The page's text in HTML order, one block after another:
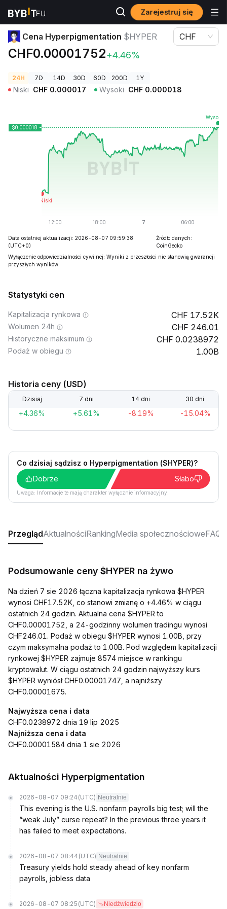
Zarejestruj się
Ceny kryptowalut Cena Hyperpigmentation $HYPER
Cena Hyperpigmentation $HYPER
CHF0.00001752+4.46%
CHF
24H 7D 14D 30D 60D 200D 1Y
Niski CHF 0.000017 Wysoki CHF 0.000018
Data ostatniej aktualizacji: 2026-08-07 09:59:38
(UTC+0)
Źródło danych:
CoinGecko
Wyłączenie odpowiedzialności cywilnej: Wyniki z przeszłości nie stanowią gwarancji
przyszłych wyników.
Statystyki cen
Kapitalizacja rynkowa 17.52K
Wolumen 24h 246.01
Historyczne maksimum 0.0238972
Podaż w obiegu 1.00B
Historia ceny (USD)
Dzisiaj 7 dni 14 dni 30 dni
+4.36% +5.61% -8.19% -15.04%
Co dzisiaj sądzisz o Hyperpigmentation ($HYPER)?
Dobrze
Słabo
Uwaga: Informacje te mają charakter wyłącznie informacyjny.
PrzeglądAktualnościRankingMedia społecznościoweFAQ
Podsumowanie ceny $HYPER na żywo
Na dzień 7 sie 2026 łączna kapitalizacja rynkowa $HYPER
wynosi CHF17.52K, co stanowi zmianę o +4.46% w ciągu
ostatnich 24 godzin. Aktualna cena $HYPER to
CHF0.00001752, a 24-godzinny wolumen tradingu wynosi
CHF246.01. Podaż w obiegu $HYPER wynosi 1.00B, przy
czym maksymalna podaż to 1.00B. Pod względem kapitalizacji
rynkowej $HYPER zajmuje 8574 miejsce w rankingu
kryptowalut. W ciągu ostatnich 24 godzin najwyższy kurs
$HYPER wyniósł CHF0.00001747, a najniższy
CHF0.00001675.
Najwyższa cena i data
CHF0.0238972 dnia 19 lip 2025
Najniższa cena i data
CHF0.00001584 dnia 1 sie 2026
Aktualności Hyperpigmentation
2026-08-07 09:24 (UTC) Neutralnie
This evening is the U.S. nonfarm payrolls big test; will the
“weak July” curse repeat? In the previous three years it
has failed to meet expectations.
2026-08-07 08:44 (UTC) Neutralnie
Treasury yields hold steady ahead of key nonfarm
payrolls, jobless data
2026-08-07 08:25 (UTC) Niedźwiedzio